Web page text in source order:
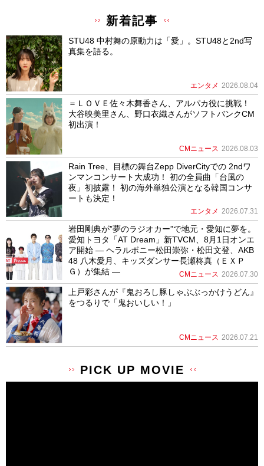
新着記事
STU48 中村舞の原動力は「愛」。STU48と2nd写
真集を語る。
エンタメ 2026.08.04
＝ＬＯＶＥ佐々木舞香さん、アルパカ役に挑戦！
大谷映美里さん、野口衣織さんがソフトバンクCM
初出演！
CMニュース 2026.08.03
Rain Tree、目標の舞台Zepp DiverCityでの 2ndワ
ンマンコンサート大成功！ 初の全員曲「台風の
夜」初披露！ 初の海外単独公演となる韓国コンサ
ートも決定！
エンタメ 2026.07.31
岩田剛典が”夢のラジオカー”で地元・愛知に夢を。
愛知トヨタ「AT Dream」新TVCM、8月1日オンエ
ア開始 ― ヘラルボニー松田崇弥・松田文登、AKB
48 八木愛月、キッズダンサー長瀬柊真（ＥＸＰ
Ｇ）が集結 ―
CMニュース 2026.07.30
上戸彩さんが『鬼おろし豚しゃぶぶっかけうどん』
をつるりで「鬼おいしい！」
CMニュース 2026.07.21
PICK UP MOVIE